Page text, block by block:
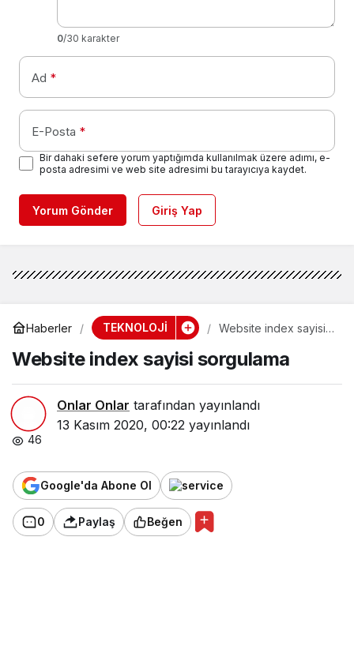
0/30 karakter
Ad *
E-Posta *
Bir dahaki sefere yorum yaptığımda kullanılmak üzere adımı, e-
posta adresimi ve web site adresimi bu tarayıcıya kaydet.
Yorum Gönder Giriş Yap
Haberler TEKNOLOJİ
Website index sayisi
Website index sayisi sorgulama
Onlar Onlar tarafından yayınlandı
13 Kasım 2020, 00:22 yayınlandı
46
Google'da Abone Ol
0 Paylaş Beğen